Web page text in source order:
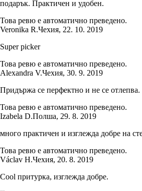
подарък. Практичен и удобен.
Това ревю е автоматично преведено.
Veronika R.Чехия, 22. 10. 2019
Super picker
Това ревю е автоматично преведено.
Alexandra V.Чехия, 30. 9. 2019
Придържа се перфектно и не се отлепва.
Това ревю е автоматично преведено.
Izabela D.Полша, 29. 8. 2019
много практичен и изглежда добре на
Това ревю е автоматично преведено.
Václav H.Чехия, 20. 8. 2019
Cool притурка, изглежда добре.